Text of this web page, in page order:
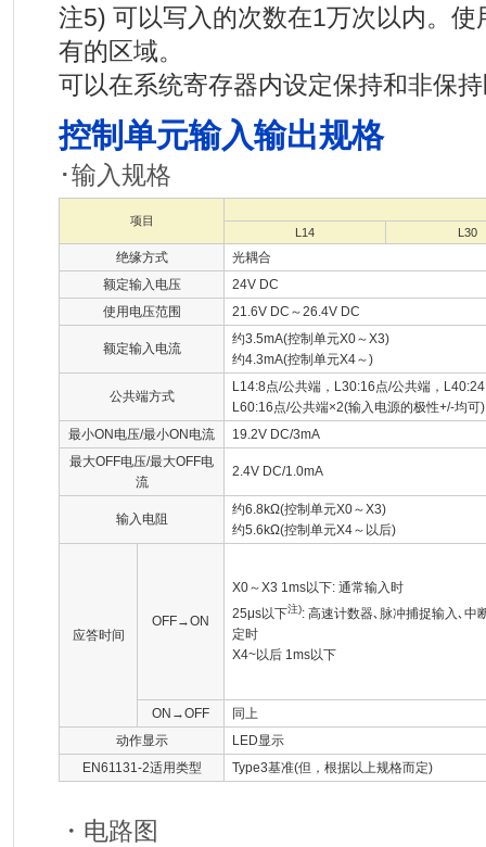
注5) 可以写入的次数在1万次以内。
有的区域。
可以在系统寄存器内设定保持和非保
控制单元输入输出规格
･输入规格
项目
L14
L30
绝缘方式
光耦合
额定输入电压
24V DC
使用电压范围
21.6V DC～26.4V DC
额定输入电流
约3.5mA(控制单元X0～X3)
约4.3mA(控制单元X4～)
公共端方式
L14:8点/公共端，L30:16点/公共端，
L60:16点/公共端×2(输入电源的极性+/-均可)
最小ON电压/最小ON电流
19.2V DC/3mA
最大OFF电压/最大OFF电
流
2.4V DC/1.0mA
输入电阻
约6.8kΩ(控制单元X0～X3)
约5.6kΩ(控制单元X4～以后)
应答时间
OFF→ON
X0～X3 1ms以下: 通常输入时
25μs以下注): 高速计数器､脉冲捕捉输入､中
定时
X4~以后 1ms以下
ON→OFF
同上
动作显示
LED显示
EN61131-2适用类型
Type3基准(但，根据以上规格而定)
・电路图